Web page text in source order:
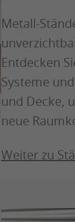
Metall-
Entdecken
Systeme
und Decke,
neue
Weiter zu